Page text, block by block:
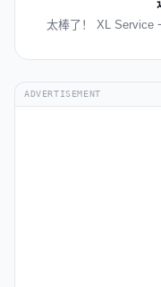
太棒了！ XL Service
ADVERTISEMENT